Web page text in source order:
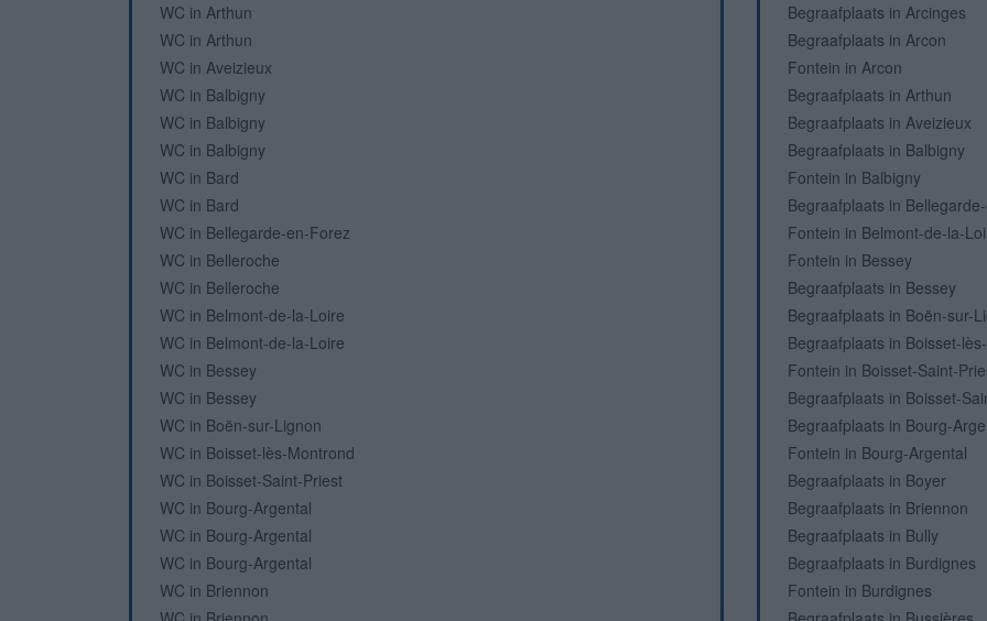
WC in Arthun
WC in Arthun
WC in Aveizieux
WC in Balbigny
WC in Balbigny
WC in Balbigny
WC in Bard
WC in Bard
WC in Bellegarde-en-Forez
WC in Belleroche
WC in Belleroche
WC in Belmont-de-la-Loire
WC in Belmont-de-la-Loire
WC in Bessey
WC in Bessey
WC in Boën-sur-Lignon
WC in Boisset-lès-Montrond
WC in Boisset-Saint-Priest
WC in Bourg-Argental
WC in Bourg-Argental
WC in Bourg-Argental
WC in Briennon
Begraafplaats in Arcinges
Begraafplaats in Arcon
Fontein in Arcon
Begraafplaats in Arthun
Begraafplaats in Aveizieux
Begraafplaats in Balbigny
Fontein in Balbigny
Begraafplaats in
Fontein in Belmont-de-la-
Fontein in Bessey
Begraafplaats in Bessey
Begraafplaats in Boën-sur-
Begraafplaats in Boisset-
Fontein in Boisset-Saint-
Begraafplaats in Boisset-
Begraafplaats in Bourg-
Fontein in Bourg-Argental
Begraafplaats in Boyer
Begraafplaats in Briennon
Begraafplaats in Bully
Begraafplaats in Burdignes
Fontein in Burdignes